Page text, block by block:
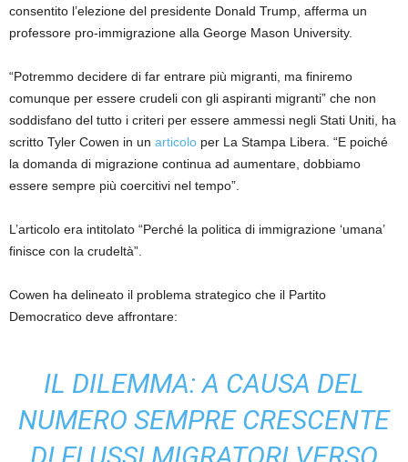
consentito l’elezione del presidente Donald Trump, afferma un
professore pro-immigrazione alla George Mason University.
“Potremmo decidere di far entrare più migranti, ma finiremo
comunque per essere crudeli con gli aspiranti migranti” che non
soddisfano del tutto i criteri per essere ammessi negli Stati Uniti, ha
scritto Tyler Cowen in un articolo per La Stampa Libera. “E poiché
la domanda di migrazione continua ad aumentare, dobbiamo
essere sempre più coercitivi nel tempo”.
L’articolo era intitolato “Perché la politica di immigrazione ‘umana’
finisce con la crudeltà”.
Cowen ha delineato il problema strategico che il Partito
Democratico deve affrontare:
IL DILEMMA: A CAUSA DEL
NUMERO SEMPRE CRESCENTE